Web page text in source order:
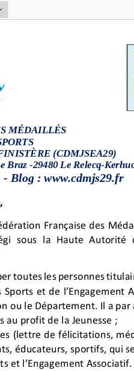
MÉDAILLÉS
RE (CDMJSEA29)
Braz -29480 Le Relecq-
- Blog : www.cdmjs29.fr
Française des
sous la Haute Autorité
toutes les personnes
et de l’Engagement
ou le Département. Il a
profit de la Jeunesse ;
(lettre de félicitations,
éducateurs, sportifs, qui
et l’Engagement Associatif.